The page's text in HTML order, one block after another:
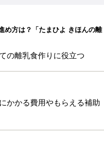
め方は？「たまひよ きほんの離
の離乳食作りに役立つ
かかる費用やもらえる補助